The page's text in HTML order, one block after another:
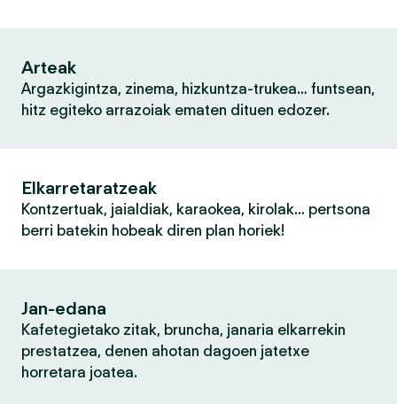
Arteak
Argazkigintza, zinema, hizkuntza-trukea… funtsean,
hitz egiteko arrazoiak ematen dituen edozer.
Elkarretaratzeak
Kontzertuak, jaialdiak, karaokea, kirolak… pertsona
berri batekin hobeak diren plan horiek!
Jan-edana
Kafetegietako zitak, bruncha, janaria elkarrekin
prestatzea, denen ahotan dagoen jatetxe
horretara joatea.